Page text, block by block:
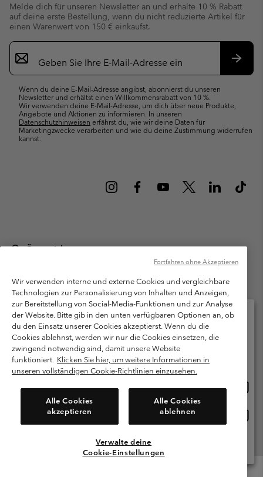
Melde dich für unseren Newsletter an und erhalte 10 % Rabatt
auf deine erste Bestellung, wenn du nicht reduzierte Artikel für
einen Warenwert von 150 € einkaufst.
Newsletter-
Anmeldung
Wenn du deine E-Mail-Adresse angibst, abonnierst du unseren
Newsletter und erhältst einen Willkommensrabatt von 10 %.
Wir verwenden deine E-Mail-Adresse, um dich über neue Produkte,
Angebote und Aktionen zu informieren. In unseren
Datenschutzhinweisen erfährst du, wie wir deine Daten für
Marketingzwecke verarbeiten und wie du deine Zustimmung widerrufen
kannst.
Österreich
Columbia Sportswear Austria GmbH. Moosfeldstraße 1, 5101
Bergheim, Salzburg Österreich. Alle Rechte vorbehalten.
Nutzungsbedingungen
Allgemeine Verkaufsbedingungen
Garantie
Datenschutzerklärung
Bestimmungen und Bedingungen des Mitglieder Programms
Nutzungsbedingungen Für Nutzergenerierte Inhalte
Cookies
Kundenservice: Mo- Fr. 9:00 - 13:00 & 14:00- 18:00 Uhr
(+)43720880525
Wir verwenden interne und externe Cookies und vergleichbare
Technologien zur Personalisierung von Inhalten und Anzeigen,
zur Bereitstellung von Social-Media-Funktionen und zur Analyse
der Website. Bitte gib in den unten verfügbaren Optionen an, ob
du den Einsatz unserer Cookies akzeptierst. Wenn du die
Cookies ablehnst, werden wir nur die Cookies einsetzen, die
zwingend notwendig sind, damit unsere Website
funktioniert. Klicken Sie hier, um weitere Informationen in
unseren vollständigen Cookie-Richtlinien einzusehen.
Alle Cookies
akzeptieren
Alle Cookies
ablehnen
Verwalte deine
Cookie-Einstellungen
Fortfahren ohne Akzeptieren
Bitte wählen Sie Ihr Lieferland und Ihre Sprache
Online-Einkauf verfügbar
Österreich
Alle Länder Anzeigen